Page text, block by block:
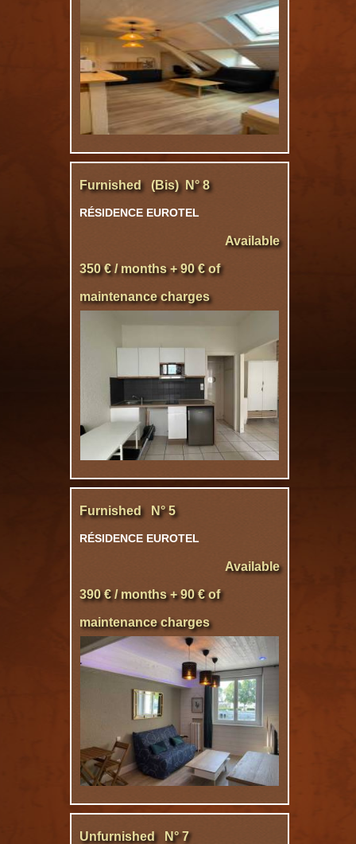
Furnished (Bis) N° 8
RÉSIDENCE EUROTEL
Available
350 € / months + 90 € of
maintenance charges
Furnished N° 5
RÉSIDENCE EUROTEL
Available
390 € / months + 90 € of
maintenance charges
Unfurnished N° 7